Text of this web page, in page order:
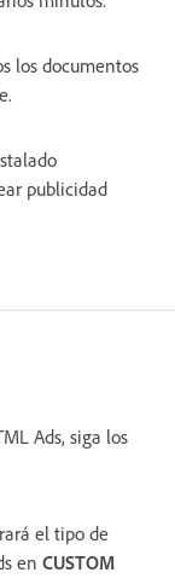
los documentos
publicidad
Ads, siga los
el tipo de
en CUSTOM